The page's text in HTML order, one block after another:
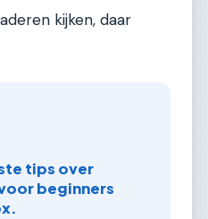
kijken, daar
tips over
beginners